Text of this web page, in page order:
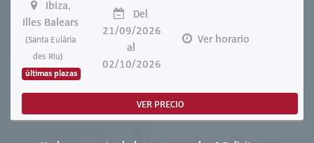
Ibiza,
Illes Balears
(Santa Eulària
des Riu)
últimas plazas
Del
21/09/2026
al
02/10/2026
Ver horario
VER PRECIO